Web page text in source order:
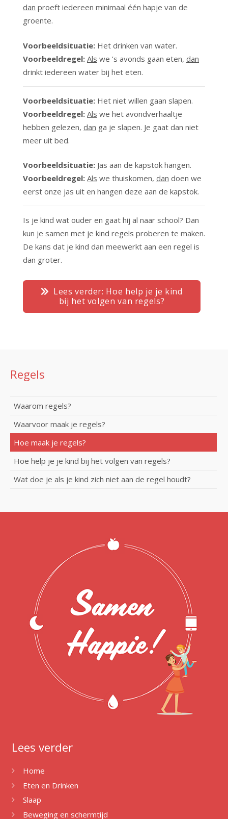
dan proeft iedereen minimaal één hapje van de
groente.
Voorbeeldsituatie: Het drinken van water.
Voorbeeldregel: Als we ’s avonds gaan eten, dan
drinkt iedereen water bij het eten.
Voorbeeldsituatie: Het niet willen gaan slapen.
Voorbeeldregel: Als we het avondverhaaltje
hebben gelezen, dan ga je slapen. Je gaat dan niet
meer uit bed.
Voorbeeldsituatie: Jas aan de kapstok hangen.
Voorbeeldregel: Als we thuiskomen, dan doen we
eerst onze jas uit en hangen deze aan de kapstok.
Is je kind wat ouder en gaat hij al naar school? Dan
kun je samen met je kind regels proberen te maken.
De kans dat je kind dan meewerkt aan een regel is
dan groter.
Lees verder: Hoe help je je kind
bij het volgen van regels?
Regels
Waarom regels?
Waarvoor maak je regels?
Hoe maak je regels?
Hoe help je je kind bij het volgen van regels?
Wat doe je als je kind zich niet aan de regel houdt?
Lees verder
Home
Eten en Drinken
Slaap
Beweging en schermtijd